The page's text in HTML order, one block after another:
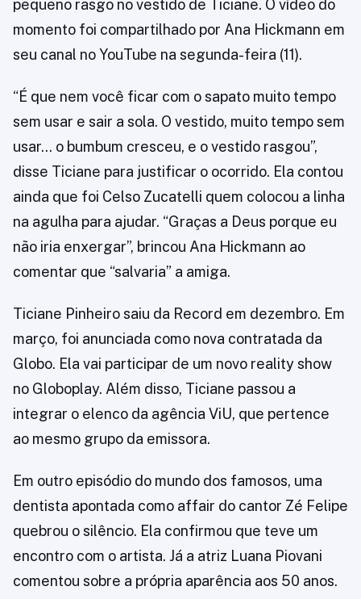
pequeno rasgo no vestido de Ticiane. O vídeo do
momento foi compartilhado por Ana Hickmann em
seu canal no YouTube na segunda-feira (11).
“É que nem você ficar com o sapato muito tempo
sem usar e sair a sola. O vestido, muito tempo sem
usar… o bumbum cresceu, e o vestido rasgou”,
disse Ticiane para justificar o ocorrido. Ela contou
ainda que foi Celso Zucatelli quem colocou a linha
na agulha para ajudar. “Graças a Deus porque eu
não iria enxergar”, brincou Ana Hickmann ao
comentar que “salvaria” a amiga.
Ticiane Pinheiro saiu da Record em dezembro. Em
março, foi anunciada como nova contratada da
Globo. Ela vai participar de um novo reality show
no Globoplay. Além disso, Ticiane passou a
integrar o elenco da agência ViU, que pertence
ao mesmo grupo da emissora.
Em outro episódio do mundo dos famosos, uma
dentista apontada como affair do cantor Zé Felipe
quebrou o silêncio. Ela confirmou que teve um
encontro com o artista. Já a atriz Luana Piovani
comentou sobre a própria aparência aos 50 anos.